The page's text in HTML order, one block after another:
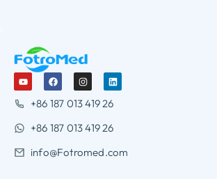
+86 187 013 419 26
+86 187 013 419 26
info@Fotromed.com